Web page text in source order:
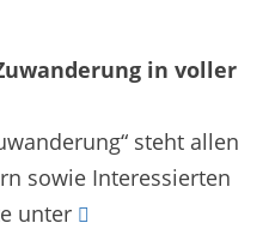
in voller
steht allen
sowie Interessierten
unter